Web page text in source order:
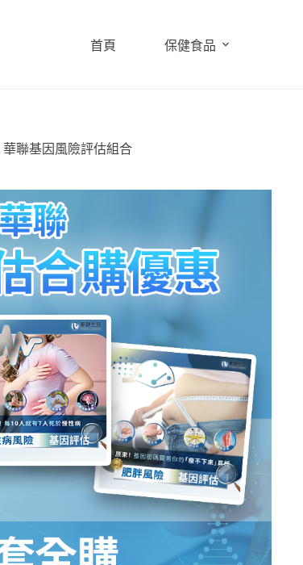
首頁 保健食品
華聯基因風險評估組合